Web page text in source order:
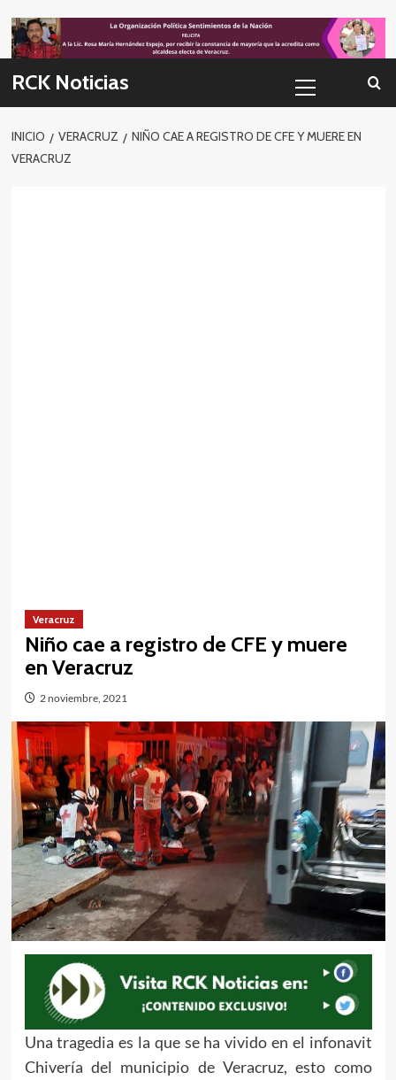
to
content
RCK Noticias
primario
INICIO VERACRUZ
NIÑO CAE A REGISTRO DE CFE Y MUERE EN
VERACRUZ
Veracruz
Niño cae a registro de CFE y muere
en Veracruz
2 noviembre, 2021
Una tragedia es la que se ha vivido en el infonavit
Chivería del municipio de Veracruz, esto como